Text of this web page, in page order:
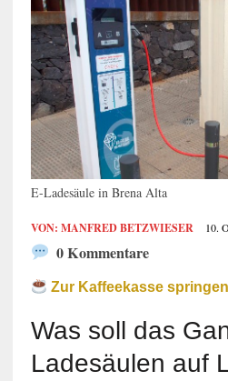
E-Ladesäule in Brena Alta
VON: MANFRED BETZWIESER 10.
0 Kommentare
Zur Kaffeekasse springen
Was soll das
Ladesäulen auf